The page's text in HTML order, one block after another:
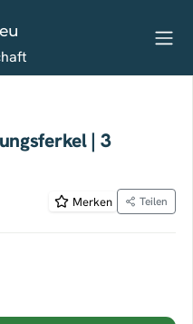
| 3
Merken Teilen